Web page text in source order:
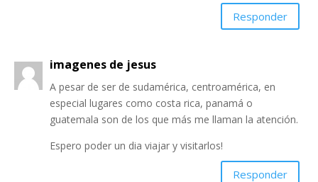
Responder
imagenes de jesus
A pesar de ser de sudamérica, centroamérica, en
especial lugares como costa rica, panamá o
guatemala son de los que más me llaman la atención.
Espero poder un dia viajar y visitarlos!
Responder